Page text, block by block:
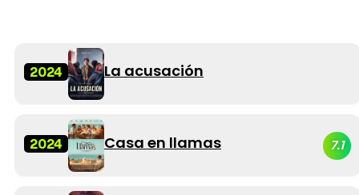
2024 La acusación
2024 Casa en llamas 7.1